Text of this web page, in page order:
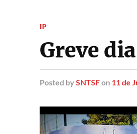
IP
Greve
Posted by SNTSFon 11 de